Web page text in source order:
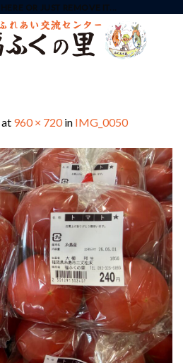
OR JUST REMOVE IT...
at 960 × 720in IMG_0050